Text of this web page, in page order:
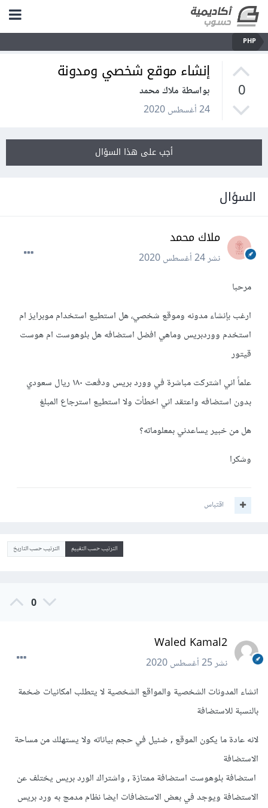
PHP
0
إنشاء موقع شخصي ومدونة
بواسطة ملاك محمد
24 أغسطس 2020
أجب على هذا السؤال
السؤال
ملاك محمد
نشر24 أغسطس 2020
مرحبا
ارغب بإنشاء مدونه وموقع شخصي، هل استطيع استخدام موبرايز ام
استخدم ووردبريس وماهي افضل استضافه هل بلوهوست ام هوست
قيتور
علماً اني اشتركت مباشرة في وورد بريس ودفعت ١٨٠ ريال سعودي
بدون استضافه واعتقد اني اخطأت ولا استطيع استرجاع المبلغ
هل من خبير يساعدني بمعلوماته؟
وشكرا
اقتباس
الترتيب حسب التقييم الترتيب حسب التاريخ
0
Waled Kamal2
نشر25 أغسطس 2020
انشاء المدونات الشخصية والمواقع الشخصية لا يتطلب امكانيات ضخمة
بالنسبة للاستضافة
لانه عادة ما يكون الموقع , ضئيل في حجم بياناته ولا يستهلك من مساحة
الاستضافة
استضافة بلوهوست استضافة ممتازة , واشتراك الورد بريس يختلف عن
الاستضافة ويوجد في بعض الاستضافات ايضا نظام مدمج به ورد بريس